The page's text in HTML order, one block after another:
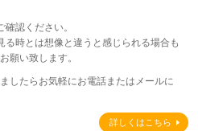
認ください。
時とは想像と違うと感じられる場合も
願い致します。
したらお気軽にお電話またはメールに
詳しくはこちら